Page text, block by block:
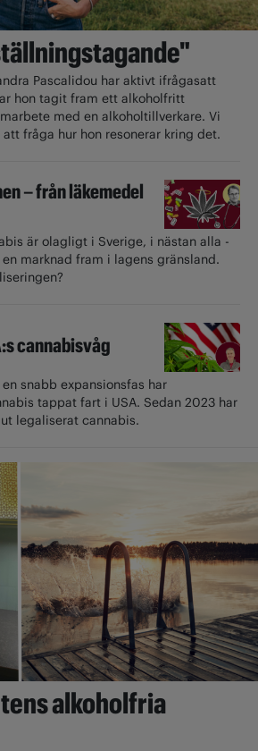
Pascalidou har aktivt ifrågasatt
hon tagit fram ett alkoholfritt
med en alkoholtillverkare. Vi
fråga hur hon resonerar kring det.
– från läkemedel
är olagligt i ­Sverige, i nästan alla
marknad fram i lagens gränsland.
cannabisvåg
en snabb expansionsfas har
tappat fart i USA. Sedan 2023 har
­legaliserat cannabis.
alkoholfria